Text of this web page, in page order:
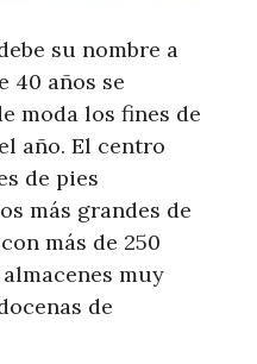
su nombre a
40 años se
moda los fines de
año. El centro
de pies
más grandes de
más de 250
muy
de